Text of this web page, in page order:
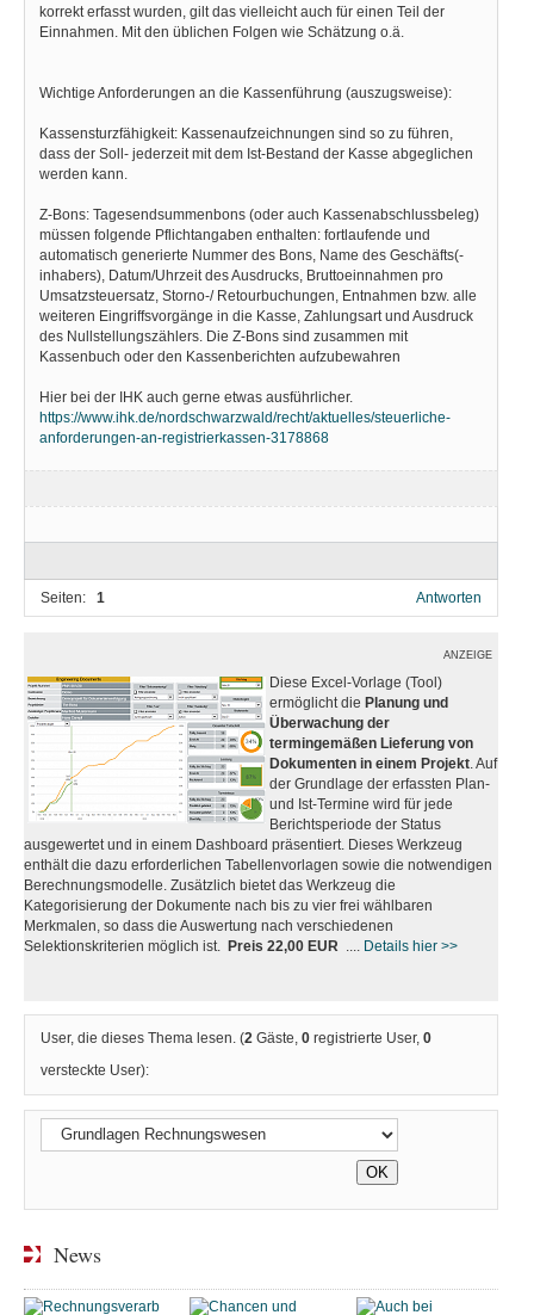
korrekt erfasst wurden, gilt das vielleicht auch für einen Teil der
Einnahmen. Mit den üblichen Folgen wie Schätzung o.ä.
Wichtige Anforderungen an die Kassenführung (auszugsweise):
Kassensturzfähigkeit: Kassenaufzeichnungen sind so zu führen,
dass der Soll- jederzeit mit dem Ist-Bestand der Kasse abgeglichen
werden kann.
Z-Bons: Tagesendsummenbons (oder auch Kassenabschlussbeleg)
müssen folgende Pflichtangaben enthalten: fortlaufende und
automatisch generierte Nummer des Bons, Name des Geschäfts(-
inhabers), Datum/Uhrzeit des Ausdrucks, Bruttoeinnahmen pro
Umsatzsteuersatz, Storno-/ Retourbuchungen, Entnahmen bzw. alle
weiteren Eingriffsvorgänge in die Kasse, Zahlungsart und Ausdruck
des Nullstellungszählers. Die Z-Bons sind zusammen mit
Kassenbuch oder den Kassenberichten aufzubewahren
Hier bei der IHK auch gerne etwas ausführlicher.
https://www.ihk.de/nordschwarzwald/recht/aktuelles/steuerliche-
anforderungen-an-registrierkassen-3178868
Seiten: 1 Antworten
ANZEIGE
Diese Excel-Vorlage (Tool)
ermöglicht die Planung und
Überwachung der
termingemäßen Lieferung von
Dokumenten in einem Projekt . Auf
der Grundlage der erfassten Plan-
und Ist-Termine wird für jede
Berichtsperiode der Status
ausgewertet und in einem Dashboard präsentiert. Dieses Werkzeug
enthält die dazu erforderlichen Tabellenvorlagen sowie die notwendigen
Berechnungsmodelle. Zusätzlich bietet das Werkzeug die
Kategorisierung der Dokumente nach bis zu vier frei wählbaren
Merkmalen, so dass die Auswertung nach verschiedenen
Selektionskriterien möglich ist. Preis 22,00 EUR Details hier >>
User, die dieses Thema lesen. (2 Gäste,0 registrierte User,0
versteckte User):
News